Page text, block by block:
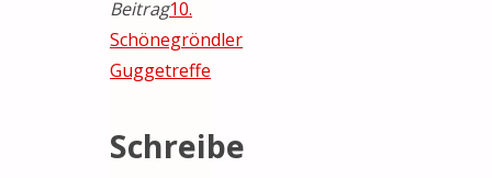
Beitrag10.
Schönegröndler
Guggetreffe
Schreibe